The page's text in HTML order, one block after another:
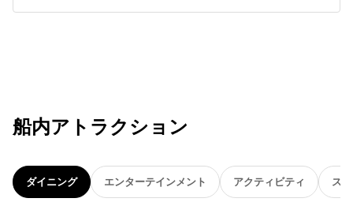
船内アトラクション
ダイニング エンターテインメント アクティビティ ス